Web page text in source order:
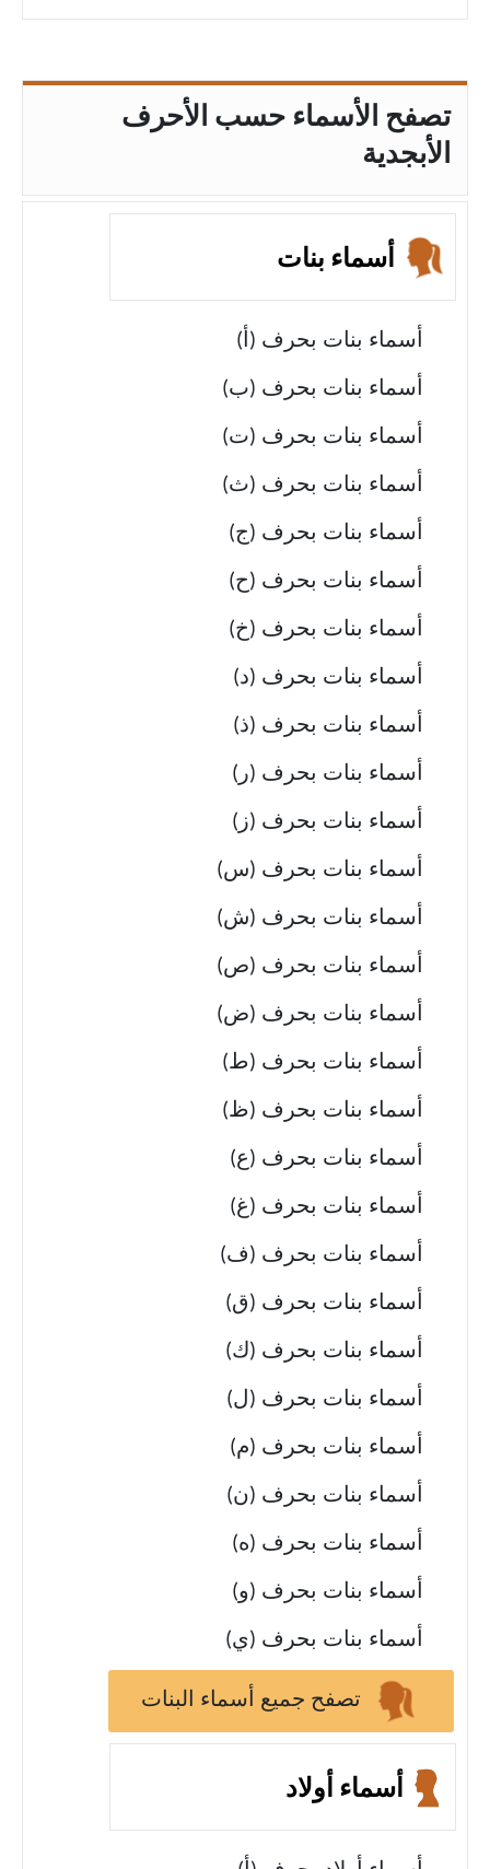
تصفح الأسماء حسب الأحرف
الأبجدية
أسماء بنات
أسماء بنات بحرف (أ)
أسماء بنات بحرف (ب)
أسماء بنات بحرف (ت)
أسماء بنات بحرف (ث)
أسماء بنات بحرف (ج)
أسماء بنات بحرف (ح)
أسماء بنات بحرف (خ)
أسماء بنات بحرف (د)
أسماء بنات بحرف (ذ)
أسماء بنات بحرف (ر)
أسماء بنات بحرف (ز)
أسماء بنات بحرف (س)
أسماء بنات بحرف (ش)
أسماء بنات بحرف (ص)
أسماء بنات بحرف (ض)
أسماء بنات بحرف (ط)
أسماء بنات بحرف (ظ)
أسماء بنات بحرف (ع)
أسماء بنات بحرف (غ)
أسماء بنات بحرف (ف)
أسماء بنات بحرف (ق)
أسماء بنات بحرف (ك)
أسماء بنات بحرف (ل)
أسماء بنات بحرف (م)
أسماء بنات بحرف (ن)
أسماء بنات بحرف (ه)
أسماء بنات بحرف (و)
أسماء بنات بحرف (ي)
تصفح جميع أسماء البنات
أسماء أولاد